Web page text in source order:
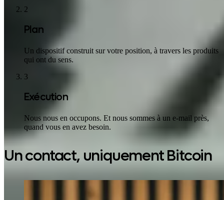
2
Plan
Un dispositif construit sur votre position, à travers les produits
qui ont du sens.
3
Exécution
Nous nous en occupons. Et nous sommes à un e-mail près,
quand vous en avez besoin.
Un contact, uniquement Bitcoin